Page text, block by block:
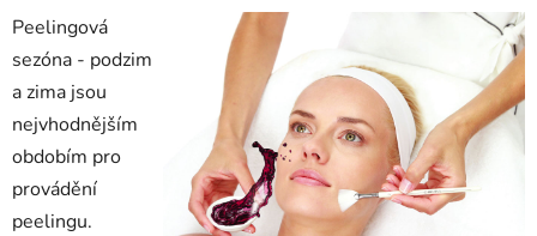
Peelingová
sezóna - podzim
a zima jsou
nejvhodnějším
obdobím pro
provádění
peelingu.